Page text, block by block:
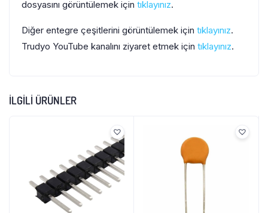
dosyasını görüntülemek için tıklayınız.
Diğer entegre çeşitlerini görüntülemek için tıklayınız.
Trudyo YouTube kanalını ziyaret etmek için tıklayınız.
İLGILI ÜRÜNLER